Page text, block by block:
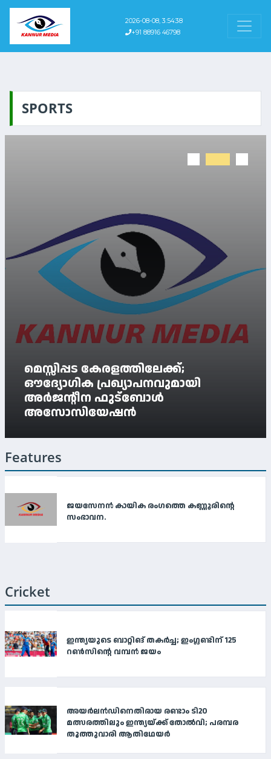
2026-08-08, 3:54:38
+91 88916 46798
SPORTS
മെസ്സിപ്പട കേരളത്തിലേക്ക്;
ഔദ്യോഗിക പ്രഖ്യാപനവുമായി
അര്‍ജന്റീന ഫുട്‌ബോള്‍
അസോസിയേഷന്‍
Features
ജയസേനൻ കായിക രംഗത്തെ കണ്ണൂരിന്റെ
സംഭാവന.
Cricket
ഇന്ത്യയുടെ ബാറ്റിങ് തകർച്ച; ഇംഗ്ലണ്ടിന് 125
റൺസിന്റെ വമ്പൻ ജയം
അയർലൻഡിനെതിരായ രണ്ടാം ടി20
മത്സരത്തിലും ഇന്ത്യയ്ക്ക് തോൽവി; പരമ്പര
തൂത്തുവാരി ആതിഥേയർ